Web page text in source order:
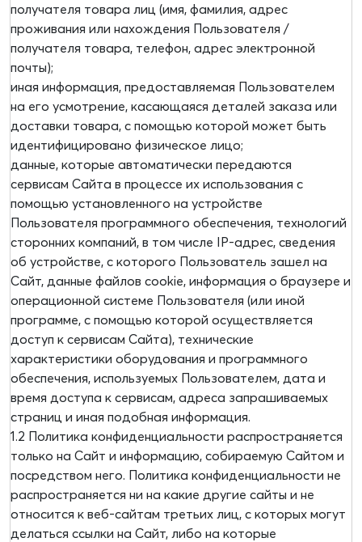
получателя товара лиц (имя, фамилия, адрес
проживания или нахождения Пользователя /
получателя товара, телефон, адрес электронной
почты);
иная информация, предоставляемая Пользователем
на его усмотрение, касающаяся деталей заказа или
доставки товара, с помощью которой может быть
идентифицировано физическое лицо;
данные, которые автоматически передаются
сервисам Сайта в процессе их использования с
помощью установленного на устройстве
Пользователя программного обеспечения, технологий
сторонних компаний, в том числе IP-адрес, сведения
об устройстве, с которого Пользователь зашел на
Сайт, данные файлов cookie, информация о браузере и
операционной системе Пользователя (или иной
программе, с помощью которой осуществляется
доступ к сервисам Сайта), технические
характеристики оборудования и программного
обеспечения, используемых Пользователем, дата и
время доступа к сервисам, адреса запрашиваемых
страниц и иная подобная информация.
1.2 Политика конфиденциальности распространяется
только на Сайт и информацию, собираемую Сайтом и
посредством него. Политика конфиденциальности не
распространяется ни на какие другие сайты и не
относится к веб-сайтам третьих лиц, с которых могут
делаться ссылки на Сайт, либо на которые